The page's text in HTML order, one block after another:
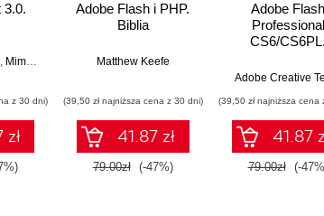
3.0.
, Mims H. Wright Joshua J. Noble
z 30 dni)
zł
Adobe Flash i PHP.
Biblia
Matthew Keefe
(39,50 zł najniższa cena z 30 dni)
41.87 zł
79.00zł (-47%)
Adobe Flash
Professional
CS6/CS6PL.
Adobe Creative
(39,50 zł najniższa cena
41.87
79.00zł (-